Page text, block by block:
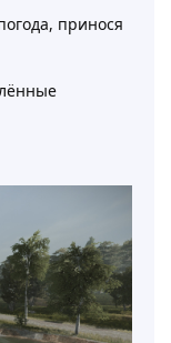
принося